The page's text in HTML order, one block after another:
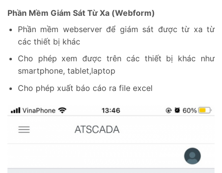
Phần Mềm Giám Sát Từ Xa (Webform)
Phần mềm webserver để giám sát được từ xa từ
các thiết bị khác
Cho phép xem được trên các thiết bị khác như
smartphone, tablet,laptop
Cho phép xuất báo cáo ra file excel